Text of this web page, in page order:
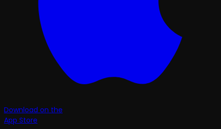
Download on the
App Store